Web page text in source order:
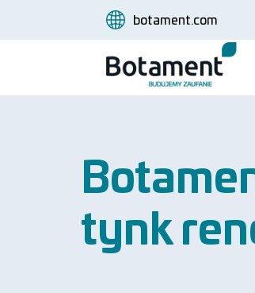
botament.com
tynk